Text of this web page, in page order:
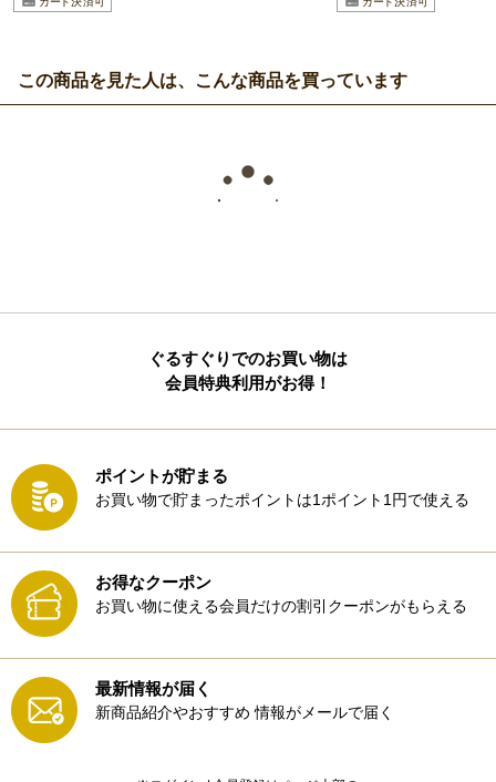
この商品を見た人は、こんな商品を買っています
ぐるすぐりでのお買い物は
会員特典利用がお得！
ポイントが貯まる
お買い物で貯まったポイントは1ポイント1円で使える
お得なクーポン
お買い物に使える会員だけの割引クーポンがもらえる
最新情報が届く
新商品紹介やおすすめ 情報がメールで届く